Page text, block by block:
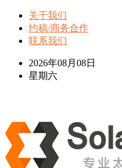
关于我们
约稿/商务合作
联系我们
2026年08月08日
星期六